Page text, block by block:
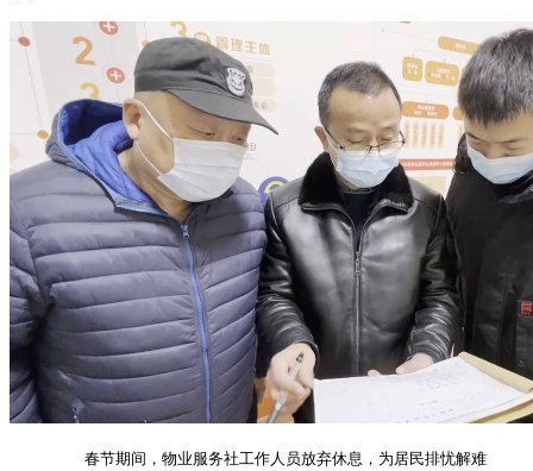
春节期间，物业服务社工作人员放弃休息，为居民排忧解难